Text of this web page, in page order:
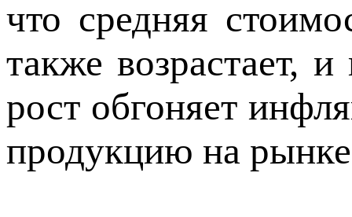
что средняя
также возрастает,
рост обгоняет
продукцию на